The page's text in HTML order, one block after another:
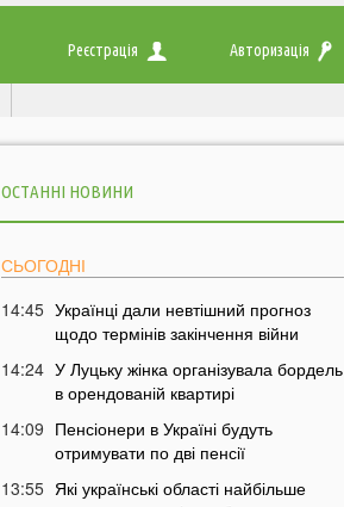
Реєстрація Авторизація
ОСТАННІ НОВИНИ
СЬОГОДНІ
14:45 Українці дали невтішний прогноз
щодо термінів закінчення війни
14:24 У Луцьку жінка організувала бордель
в орендованій квартирі
14:09 Пенсіонери в Україні будуть
отримувати по дві пенсії
13:55 Які українські області найбільше